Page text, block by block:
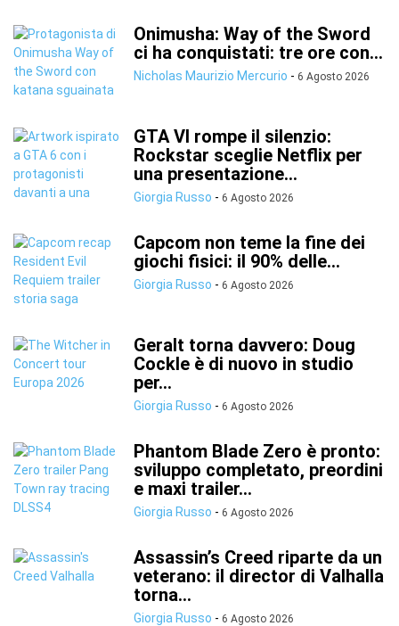
Onimusha: Way of the Sword
ci ha conquistati: tre ore con...
Nicholas Maurizio Mercurio - 6 Agosto 2026
GTA VI rompe il silenzio:
Rockstar sceglie Netflix per
una presentazione...
Giorgia Russo - 6 Agosto 2026
Capcom non teme la fine dei
giochi fisici: il 90% delle...
Giorgia Russo - 6 Agosto 2026
Geralt torna davvero: Doug
Cockle è di nuovo in studio
per...
Giorgia Russo - 6 Agosto 2026
Phantom Blade Zero è pronto:
sviluppo completato, preordini
e maxi trailer...
Giorgia Russo - 6 Agosto 2026
Assassin’s Creed riparte da un
veterano: il director di Valhalla
torna...
Giorgia Russo - 6 Agosto 2026